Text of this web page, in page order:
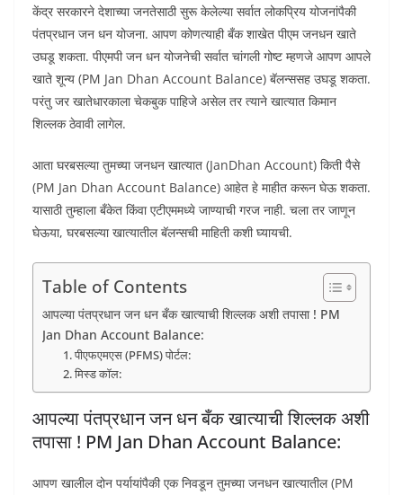
केंद्र सरकारने देशाच्या जनतेसाठी सुरू केलेल्या सर्वात लोकप्रिय योजनांपैकी
पंतप्रधान जन धन योजना. आपण कोणत्याही बँक शाखेत पीएम जनधन खाते
उघडू शकता. पीएमपी जन धन योजनेची सर्वात चांगली गोष्ट म्हणजे आपण आपले
खाते शून्य (PM Jan Dhan Account Balance) बॅलन्ससह उघडू शकता.
परंतु जर खातेधारकाला चेकबुक पाहिजे असेल तर त्याने खात्यात किमान
शिल्लक ठेवावी लागेल.
आता घरबसल्या तुमच्या जनधन खात्यात (JanDhan Account) किती पैसे
(PM Jan Dhan Account Balance) आहेत हे माहीत करून घेऊ शकता.
यासाठी तुम्हाला बँकेत किंवा एटीएममध्ये जाण्याची गरज नाही. चला तर जाणून
घेऊया, घरबसल्या खात्यातील बॅलन्सची माहिती कशी घ्यायची.
Table of Contents
आपल्या पंतप्रधान जन धन बँक खात्याची शिल्लक अशी तपासा ! PM
Jan Dhan Account Balance:
1. पीएफएमएस (PFMS) पोर्टल:
2. मिस्ड कॉल:
आपल्या पंतप्रधान जन धन बँक खात्याची शिल्लक अशी
तपासा ! PM Jan Dhan Account Balance:
आपण खालील दोन पर्यायांपैकी एक निवडून तुमच्या जनधन खात्यातील (PM